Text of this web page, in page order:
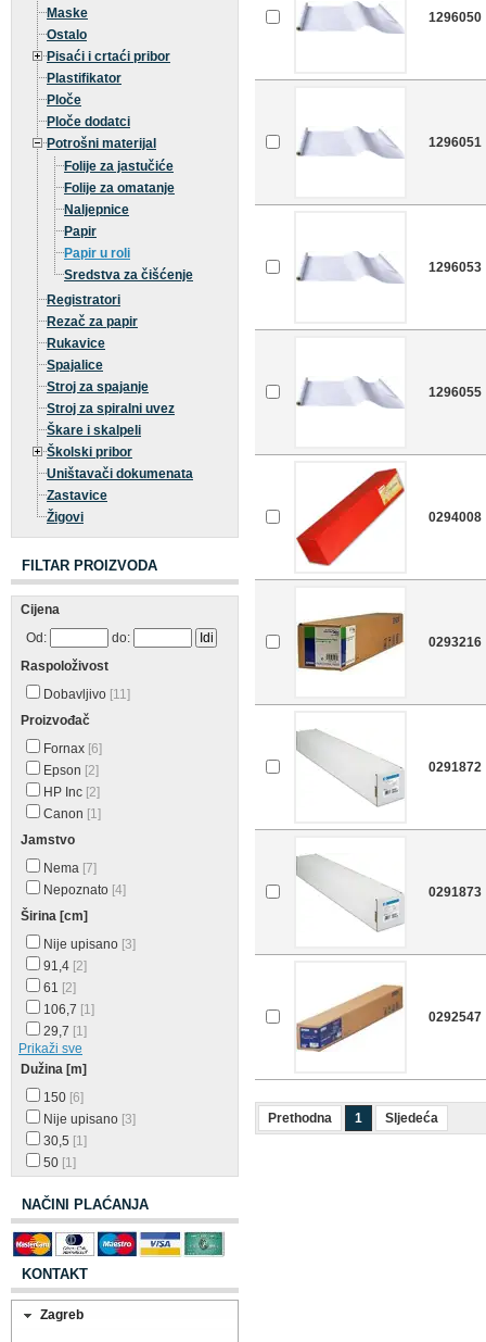
Maske
Ostalo
Pisaći i crtaći pribor
Plastifikator
Ploče
Ploče dodatci
Potrošni materijal
Folije za jastučiće
Folije za omatanje
Naljepnice
Papir
Papir u roli
Sredstva za čišćenje
Registratori
Rezač za papir
Rukavice
Spajalice
Stroj za spajanje
Stroj za spiralni uvez
Škare i skalpeli
Školski pribor
Uništavači dokumenata
Zastavice
Žigovi
FILTAR PROIZVODA
Cijena
Od:
do:
Raspoloživost
Dobavljivo [11]
Proizvođač
Fornax [6]
Epson [2]
HP Inc [2]
Canon [1]
Jamstvo
Nema [7]
Nepoznato [4]
Širina [cm]
Nije upisano [3]
91,4 [2]
61 [2]
106,7 [1]
29,7 [1]
Prikaži sve
Dužina [m]
150 [6]
Nije upisano [3]
30,5 [1]
50 [1]
NAČINI PLAĆANJA
KONTAKT
Zagreb
1296050
1296051
1296053
1296055
0294008
0293216
0291872
0291873
0292547
Prethodna 1 Sljedeća